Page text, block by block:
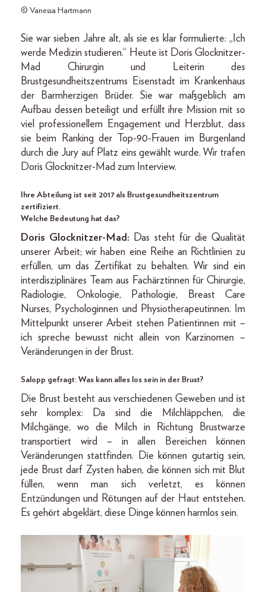
© Vanessa Hartmann
Sie war sieben Jahre alt, als sie es klar formulierte: „Ich
werde Medizin studieren.“ Heute ist Doris Glocknitzer-
Mad Chirurgin und Leiterin des
Brustgesundheitszentrums Eisenstadt im Krankenhaus
der Barmherzigen Brüder. Sie war maßgeblich am
Aufbau dessen beteiligt und erfüllt ihre Mission mit so
viel professionellem Engagement und Herzblut, dass
sie beim Ranking der Top-90-Frauen im Burgenland
durch die Jury auf Platz eins gewählt wurde. Wir trafen
Doris Glocknitzer-Mad zum Interview.
Ihre Abteilung ist seit 2017 als Brustgesundheitszentrum
zertifiziert.
Welche Bedeutung hat das?
Doris Glocknitzer-Mad: Das steht für die Qualität
unserer Arbeit; wir haben eine Reihe an Richtlinien zu
erfüllen, um das Zertifikat zu behalten. Wir sind ein
interdisziplinäres Team aus Fachärztinnen für Chirurgie,
Radiologie, Onkologie, Pathologie, Breast Care
Nurses, Psychologinnen und Physiotherapeutinnen. Im
Mittelpunkt unserer Arbeit stehen Patientinnen mit –
ich spreche bewusst nicht allein von Karzinomen –
Veränderungen in der Brust.
Salopp gefragt: Was kann alles los sein in der Brust?
Die Brust besteht aus verschiedenen Geweben und ist
sehr komplex: Da sind die Milchläppchen, die
Milchgänge, wo die Milch in Richtung Brustwarze
transportiert wird – in allen Bereichen können
Veränderungen stattfinden. Die können gutartig sein,
jede Brust darf Zysten haben, die können sich mit Blut
füllen, wenn man sich verletzt, es können
Entzündungen und Rötungen auf der Haut entstehen.
Es gehört abgeklärt, diese Dinge können harmlos sein.